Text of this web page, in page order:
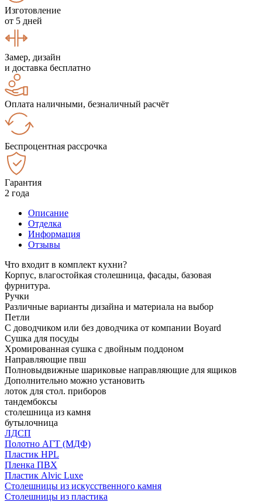
Изготовление
от 5 дней
Замер, дизайн
и доставка бесплатно
Оплата наличными, безналичный расчёт
Беспроцентная рассрочка
Гарантия
2 года
Описание
Отделка
Информация
Отзывы
Что входит в комплект кухни?
Корпус, влагостойкая столешница, фасады, базовая
фурнитура.
Ручки
Различные варианты дизайна и материала на выбор
Петли
С доводчиком или без доводчика от компании Boyard
Сушка для посуды
Хромированная сушка с двойным поддоном
Направляющие пвш
Полновыдвижные шариковые направляющие для ящиков
Дополнительно можно установить
лоток для стол. приборов
тандембоксы
столешница из камня
бутылочница
ЛДСП
Полотно АГТ (МДФ)
Пластик HPL
Пленка ПВХ
Пластик Alvic Luxe
Столешницы из искусственного камня
Столешницы из пластика